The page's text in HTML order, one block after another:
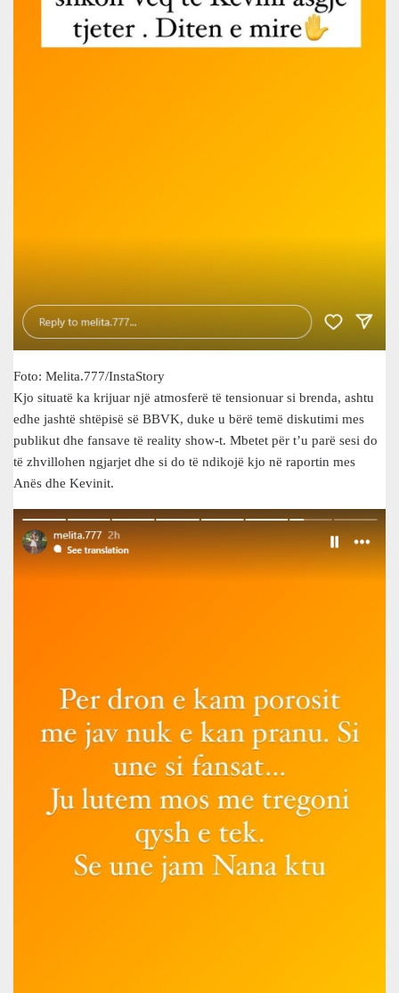
Foto: Melita.777/InstaStory
Kjo situatë ka krijuar një atmosferë të tensionuar si brenda, ashtu
edhe jashtë shtëpisë së BBVK, duke u bërë temë diskutimi mes
publikut dhe fansave të reality show-t. Mbetet për t’u parë sesi do
të zhvillohen ngjarjet dhe si do të ndikojë kjo në raportin mes
Anës dhe Kevinit.